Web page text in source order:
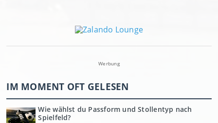
Werbung
IM MOMENT OFT GELESEN
Wie wählst du Passform und Stollentyp nach
Spielfeld?